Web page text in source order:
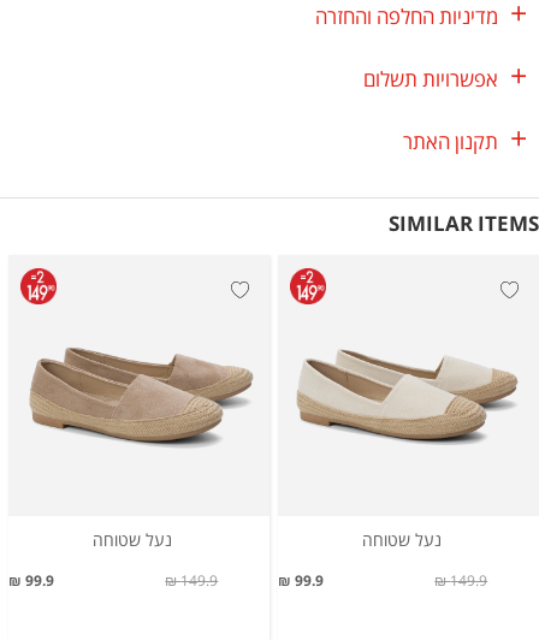
מדיניות החלפה והחזרה
אפשרויות תשלום
תקנון האתר
SIMILAR ITEMS
נעל שטוחה
99.9 ₪ 149.9 ₪
נעל שטוחה
99.9 ₪ 149.9 ₪